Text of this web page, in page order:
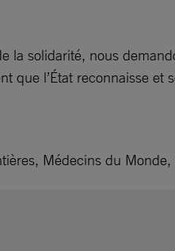
la solidarité, nous
que l’État reconnaisse
Médecins du